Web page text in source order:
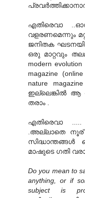
എതിരെവാ
വളരണമെന്നും
ജനിതക
ഒരു മാറ്റവും
modern
magazine
nature
ഇല്ലെങ്കില്‍
തരാം .
എതിരെവാ
.അല്ലാതെ നൂര്
മാഷുടെ ഗതി
Do you mean to
anything, or if
subject is